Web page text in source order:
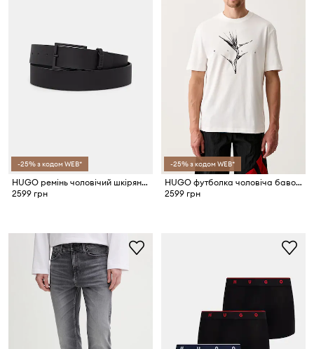
-25% з кодом WEB*
HUGO ремінь чоловічий шкіряний Gabriel_Sz35
2599 грн
-25% з кодом WEB*
HUGO футболка чоловіча бавовняна Darise
2599 грн